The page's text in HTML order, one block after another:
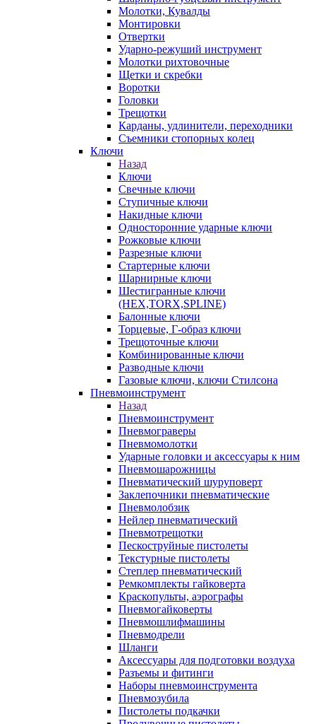
Молотки, Кувалды
Монтировки
Отвертки
Ударно-режуший инструмент
Молотки рихтовочные
Щетки и скребки
Воротки
Головки
Трещотки
Карданы, удлинители, переходники
Съемники стопорных колец
Ключи
Назад
Ключи
Свечные ключи
Ступичные ключи
Накидные ключи
Односторонние ударные ключи
Рожковые ключи
Разрезные ключи
Стартерные ключи
Шарнирные ключи
Шестигранные ключи
(HEX,TORX,SPLINE)
Балонные ключи
Торцевые, Г-образ ключи
Трещоточные ключи
Комбинированные ключи
Разводные ключи
Газовые ключи, ключи Стилсона
Пневмоинструмент
Назад
Пневмоинструмент
Пневмограверы
Пневмомолотки
Ударные головки и аксессуары к ним
Пневмошарожницы
Пневматический шуруповерт
Заклепочники пневматические
Пневмолобзик
Нейлер пневматический
Пневмотрещотки
Пескоструйные пистолеты
Текстурные пистолеты
Степлер пневматический
Ремкомплекты гайковерта
Краскопульты, аэрографы
Пневмогайковерты
Пневмошлифмашины
Пневмодрели
Шланги
Аксессуары для подготовки воздуха
Разъемы и фитинги
Наборы пневмоинструмента
Пневмозубила
Пистолеты подкачки